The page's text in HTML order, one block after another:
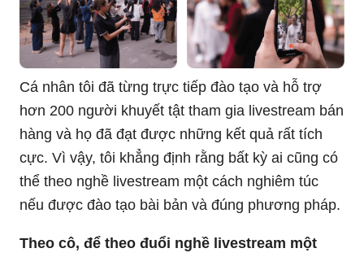
Cá nhân tôi đã từng trực tiếp đào tạo và hỗ trợ
hơn 200 người khuyết tật tham gia livestream bán
hàng và họ đã đạt được những kết quả rất tích
cực. Vì vậy, tôi khẳng định rằng bất kỳ ai cũng có
thể theo nghề livestream một cách nghiêm túc
nếu được đào tạo bài bản và đúng phương pháp.
Theo cô, để theo đuổi nghề livestream một